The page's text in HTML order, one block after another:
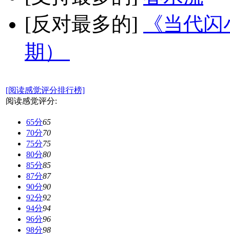
[反对最多的]
《当代
期）
[阅读感觉评分排行榜]
阅读感觉评分:
65分65
70分70
75分75
80分80
85分85
87分87
90分90
92分92
94分94
96分96
98分98